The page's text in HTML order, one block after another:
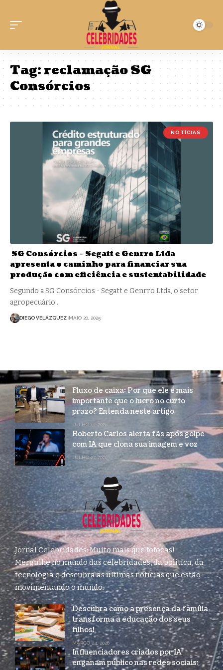
Tag:reclamação SG
Consórcios
NOTÍCIAS
SG Consórcios – Segatt e Genrro Ltda
apresenta o caminho para financiar sua
produção com eficiência e sustentabilidade
Segundo a SG Consórcios - Segatt e Genrro Ltda, o setor
agropecuário…
DIEGO VELÁZQUEZ MAIO 20, 2025
Fluxo de caixa: Por que ele é mais
importante que o lucro no curto
prazo? Entenda neste artigo
JULHO 15, 2026
Roberto Carlos alerta fãs após golpe
com IA que clona sua imagem e voz
JULHO 27, 2026
Jornal Celebridades: Muito mais que fofocas!
Mergulhe no mundo das celebridades, da política, da
tecnologia e descubra as últimas notícias que estão
movimentando o mundo.
Descubra como a presença da família
transforma a educação dos seus
filhos!
MARÇO 24, 2026
Influenciadores criados por IA
enganam público nas redes sociais: